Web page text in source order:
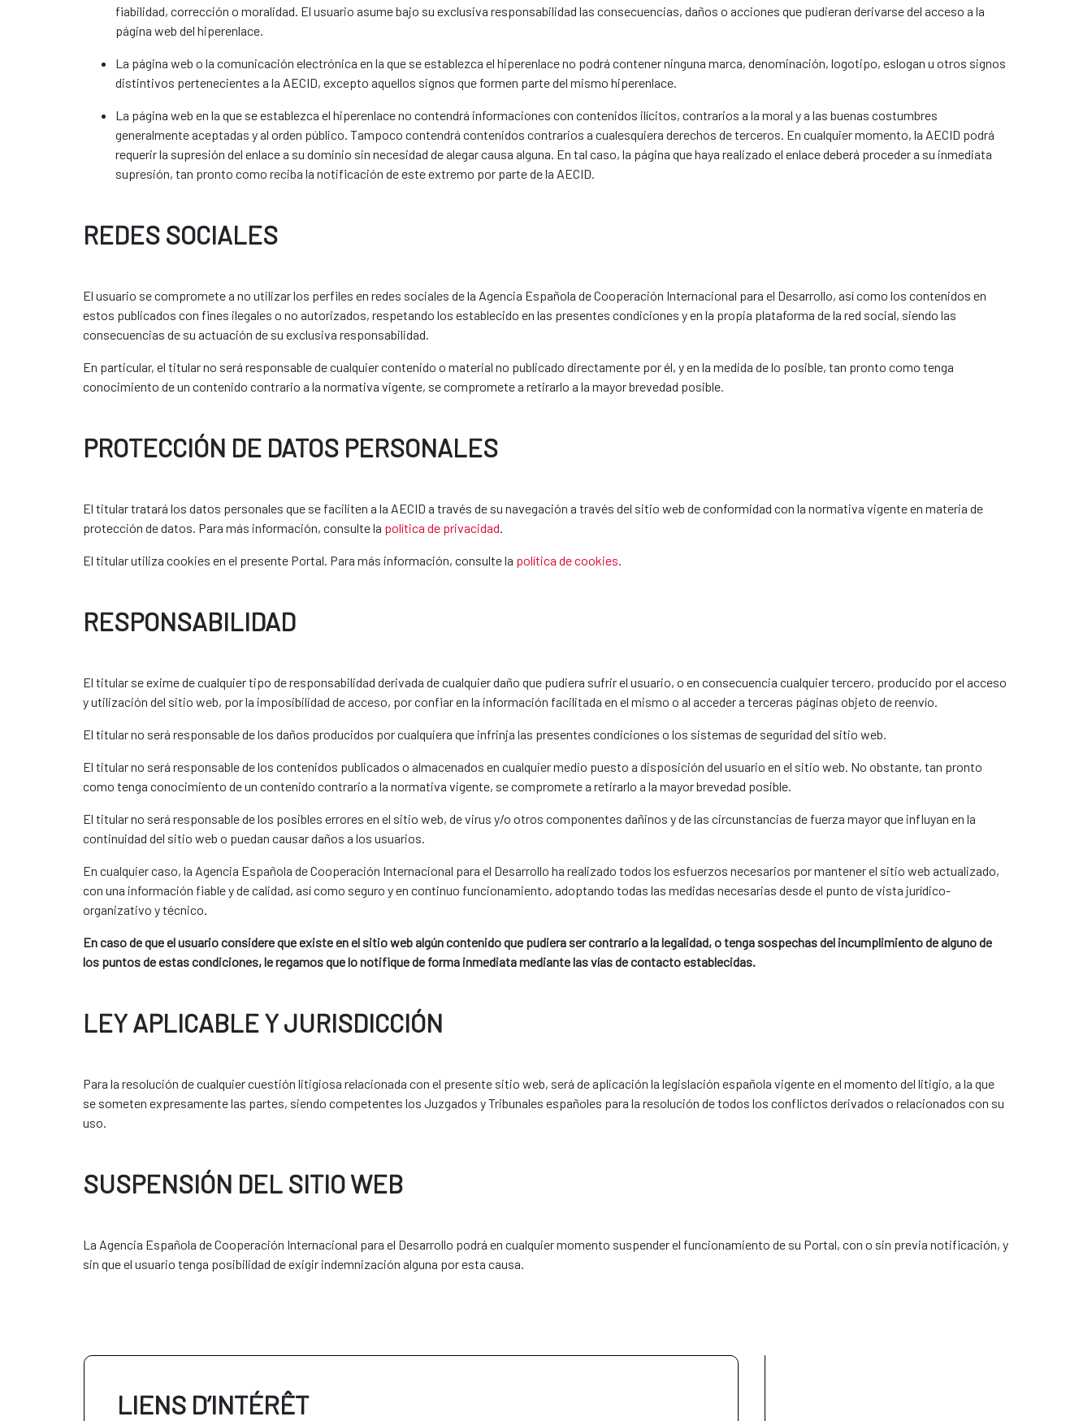
fiabilidad, corrección o moralidad. El usuario asume bajo su exclusiva responsabilidad las consecuencias, daños o acciones que pudieran derivarse del acceso a la
página web del hiperenlace.
La página web o la comunicación electrónica en la que se establezca el hiperenlace no podrá contener ninguna marca, denominación, logotipo, eslogan u otros signos
distintivos pertenecientes a la AECID, excepto aquellos signos que formen parte del mismo hiperenlace.
La página web en la que se establezca el hiperenlace no contendrá informaciones con contenidos ilícitos, contrarios a la moral y a las buenas costumbres
generalmente aceptadas y al orden público. Tampoco contendrá contenidos contrarios a cualesquiera derechos de terceros. En cualquier momento, la AECID podrá
requerir la supresión del enlace a su dominio sin necesidad de alegar causa alguna. En tal caso, la página que haya realizado el enlace deberá proceder a su inmediata
supresión, tan pronto como reciba la notificación de este extremo por parte de la AECID.
REDES SOCIALES
El usuario se compromete a no utilizar los perfiles en redes sociales de la Agencia Española de Cooperación Internacional para el Desarrollo, así como los contenidos en
estos publicados con fines ilegales o no autorizados, respetando los establecido en las presentes condiciones y en la propia plataforma de la red social, siendo las
consecuencias de su actuación de su exclusiva responsabilidad.
En particular, el titular no será responsable de cualquier contenido o material no publicado directamente por él, y en la medida de lo posible, tan pronto como tenga
conocimiento de un contenido contrario a la normativa vigente, se compromete a retirarlo a la mayor brevedad posible.
PROTECCIÓN DE DATOS PERSONALES
El titular tratará los datos personales que se faciliten a la AECID a través de su navegación a través del sitio web de conformidad con la normativa vigente en materia de
protección de datos. Para más información, consulte la política de privacidad
El titular utiliza cookies en el presente Portal. Para más información, consulte la política de cookies
RESPONSABILIDAD
El titular se exime de cualquier tipo de responsabilidad derivada de cualquier daño que pudiera sufrir el usuario, o en consecuencia cualquier tercero, producido por el acceso
y utilización del sitio web, por la imposibilidad de acceso, por confiar en la información facilitada en el mismo o al acceder a terceras páginas objeto de reenvío.
El titular no será responsable de los daños producidos por cualquiera que infrinja las presentes condiciones o los sistemas de seguridad del sitio web.
El titular no será responsable de los contenidos publicados o almacenados en cualquier medio puesto a disposición del usuario en el sitio web. No obstante, tan pronto
como tenga conocimiento de un contenido contrario a la normativa vigente, se compromete a retirarlo a la mayor brevedad posible.
El titular no será responsable de los posibles errores en el sitio web, de virus y/o otros componentes dañinos y de las circunstancias de fuerza mayor que influyan en la
continuidad del sitio web o puedan causar daños a los usuarios.
En cualquier caso, la Agencia Española de Cooperación Internacional para el Desarrollo ha realizado todos los esfuerzos necesarios por mantener el sitio web actualizado,
con una información fiable y de calidad, así como seguro y en continuo funcionamiento, adoptando todas las medidas necesarias desde el punto de vista jurídico-
organizativo y técnico.
En caso de que el usuario considere que existe en el sitio web algún contenido que pudiera ser contrario a la legalidad, o tenga sospechas del incumplimiento de alguno de
los puntos de estas condiciones, le regamos que lo notifique de forma inmediata mediante las vías de contacto establecidas.
LEY APLICABLE Y JURISDICCIÓN
Para la resolución de cualquier cuestión litigiosa relacionada con el presente sitio web, será de aplicación la legislación española vigente en el momento del litigio, a la que
se someten expresamente las partes, siendo competentes los Juzgados y Tribunales españoles para la resolución de todos los conflictos derivados o relacionados con su
uso.
SUSPENSIÓN DEL SITIO WEB
La Agencia Española de Cooperación Internacional para el Desarrollo podrá en cualquier momento suspender el funcionamiento de su Portal, con o sin previa notificación, y
sin que el usuario tenga posibilidad de exigir indemnización alguna por esta causa.
LIENS D’INTÉRÊT